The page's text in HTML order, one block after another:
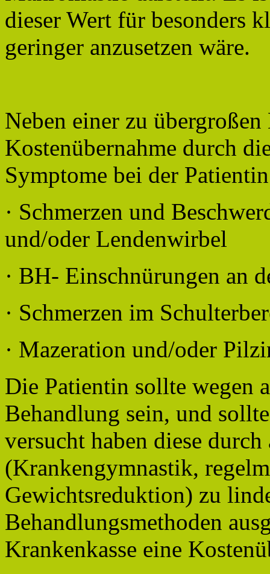
dieser Wert für besonders
geringer anzusetzen wäre.
Neben einer zu
Kostenübernahme durch
Symptome bei der
· Schmerzen und
und/oder Lendenwirbel
· BH- Einschnürungen an
· Schmerzen im
· Mazeration und/oder
Die Patientin sollte wegen
Behandlung sein, und
versucht haben diese
(Krankengymnastik,
Gewichtsreduktion) zu
Behandlungsmethoden
Krankenkasse eine